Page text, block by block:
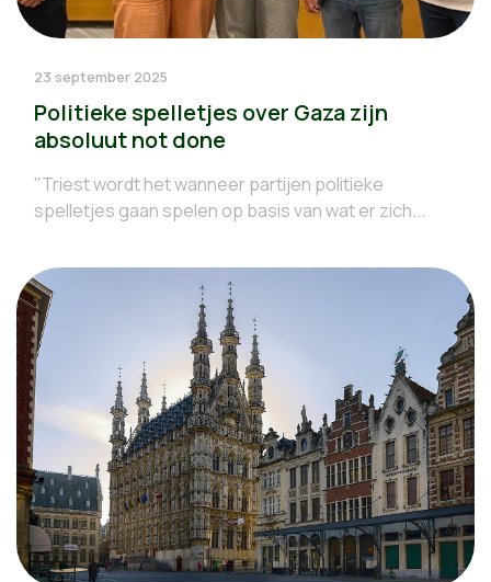
23 september 2025
Politieke spelletjes over Gaza zijn
absoluut not done
"Triest wordt het wanneer partijen politieke
spelletjes gaan spelen op basis van wat er zich...